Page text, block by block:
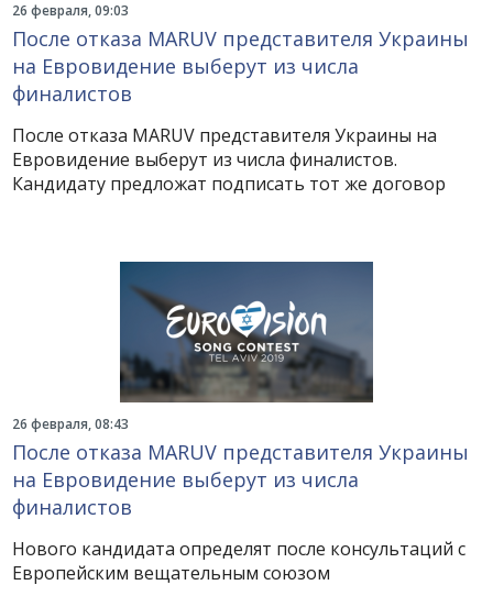
26 февраля, 09:03
После отказа MARUV представителя Украины
на Евровидение выберут из числа
финалистов
После отказа MARUV представителя Украины на
Евровидение выберут из числа финалистов.
Кандидату предложат подписать тот же договор
26 февраля, 08:43
После отказа MARUV представителя Украины
на Евровидение выберут из числа
финалистов
Нового кандидата определят после консультаций с
Европейским вещательным союзом